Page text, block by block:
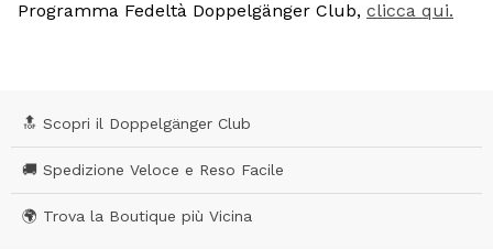
Programma Fedeltà Doppelgänger Club, clicca qui.
🔝 Scopri il Doppelgänger Club
🚚 Spedizione Veloce e Reso Facile
🌍 Trova la Boutique più Vicina